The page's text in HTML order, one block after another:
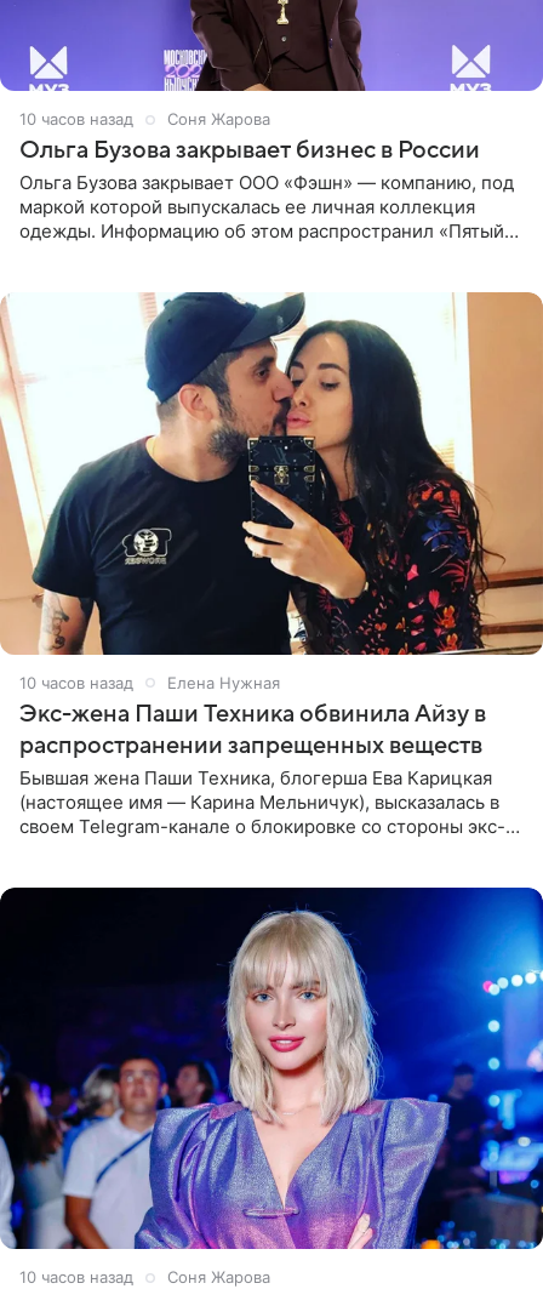
10 часов назад Соня Жарова
Ольга Бузова закрывает бизнес в России
Ольга Бузова закрывает ООО «Фэшн» — компанию, под
маркой которой выпускалась ее личная коллекция
одежды. Информацию об этом распространил «Пятый
10 часов назад Елена Нужная
Экс-жена Паши Техника обвинила Айзу в
распространении запрещенных веществ
Бывшая жена Паши Техника, блогерша Ева Карицкая
(настоящее имя — Карина Мельничук), высказалась в
своем Telegram-канале о блокировке со стороны экс-
10 часов назад Соня Жарова